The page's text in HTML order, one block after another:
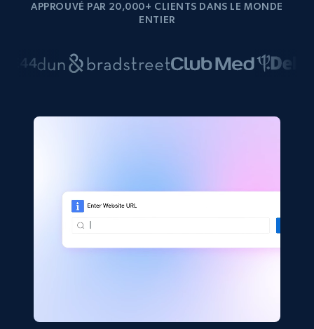
APPROUVÉ PAR 20,000+ CLIENTS DANS LE MONDE
ENTIER